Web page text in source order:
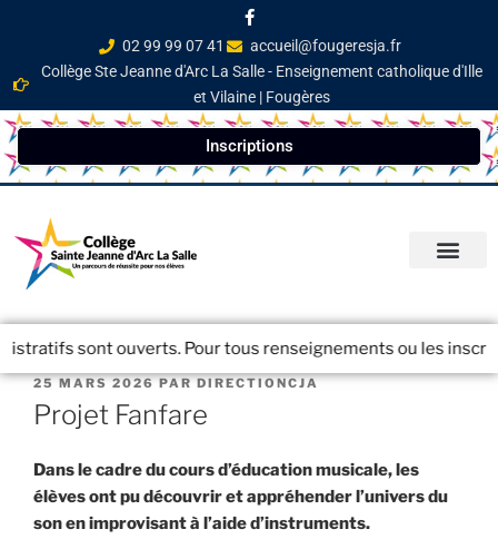
02 99 99 07 41
accueil@fougeresja.fr
Collège Ste Jeanne d'Arc La Salle - Enseignement catholique d'Ille
et Vilaine | Fougères
Inscriptions
sont ouverts. Pour tous renseignements ou les
25 MARS 2026PARDIRECTIONCJA
Projet Fanfare
Dans le cadre du cours d’éducation musicale, les
élèves ont pudécouvrir et appréhender l’univers du
son en improvisant à l’aide d’instruments.